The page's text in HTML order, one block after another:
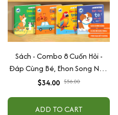
Sách - Combo 8 Cuốn Hỏi -
Đáp Cùng Bé, Ehon Song Ngữ
Việt - Anh - Dành Cho Bé Từ 0
$34.00 $56.00
ADD TO CART